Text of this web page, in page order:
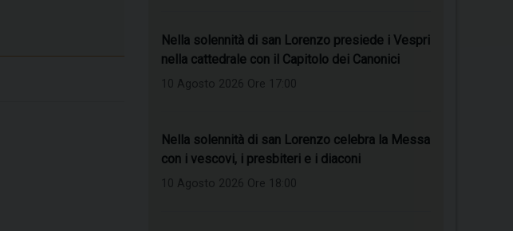
Nella solennità di san Lorenzo presiede i Vespri
nella cattedrale con il Capitolo dei Canonici
10 Agosto 2026 Ore 17:00
Nella solennità di san Lorenzo celebra la Messa
con i vescovi, i presbiteri e i diaconi
10 Agosto 2026 Ore 18:00